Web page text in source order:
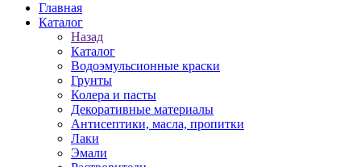
Главная
Каталог
Назад
Каталог
Водоэмульсионные краски
Грунты
Колера и пасты
Декоративные материалы
Антисептики, масла, пропитки
Лаки
Эмали